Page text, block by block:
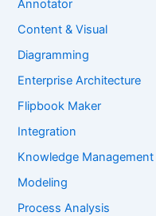
Annotator
Content & Visual
Diagramming
Enterprise Architecture
Flipbook Maker
Integration
Knowledge Management
Modeling
Process Analysis